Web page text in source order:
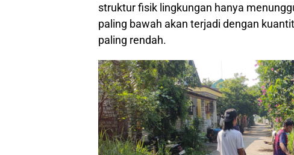
struktur fisik lingkungan hanya
paling bawah akan terjadi dengan
paling rendah.